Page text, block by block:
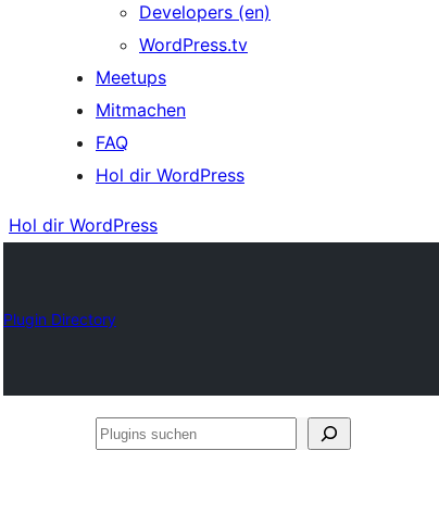
Developers (en)
WordPress.tv
Meetups
Mitmachen
FAQ
Hol dir WordPress
Hol dir WordPress
Plugin Directory
Plugins